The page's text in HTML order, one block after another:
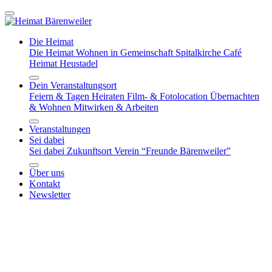
Die Heimat
Die Heimat Wohnen in Gemeinschaft Spitalkirche Café
Heimat Heustadel
Dein Veranstaltungsort
Feiern & Tagen Heiraten Film- & Fotolocation Übernachten
& Wohnen Mitwirken & Arbeiten
Veranstaltungen
Sei dabei
Sei dabei Zukunftsort Verein “Freunde Bärenweiler”
Über uns
Kontakt
Newsletter